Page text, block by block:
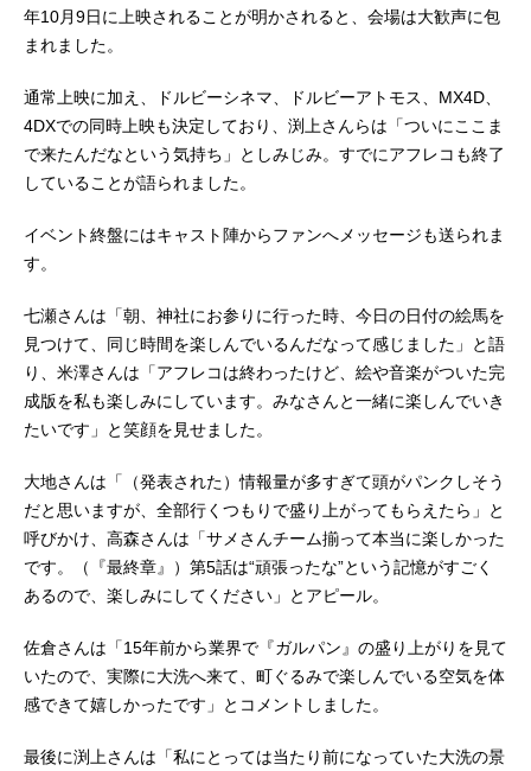
年10月9日に上映されることが明かされると、会場は大歓声に包
まれました。
通常上映に加え、ドルビーシネマ、ドルビーアトモス、MX4D、
4DXでの同時上映も決定しており、渕上さんらは「ついにここま
で来たんだなという気持ち」としみじみ。すでにアフレコも終了
していることが語られました。
イベント終盤にはキャスト陣からファンへメッセージも送られま
す。
七瀬さんは「朝、神社にお参りに行った時、今日の日付の絵馬を
見つけて、同じ時間を楽しんでいるんだなって感じました」と語
り、米澤さんは「アフレコは終わったけど、絵や音楽がついた完
成版を私も楽しみにしています。みなさんと一緒に楽しんでいき
たいです」と笑顔を見せました。
大地さんは「（発表された）情報量が多すぎて頭がパンクしそう
だと思いますが、全部行くつもりで盛り上がってもらえたら」と
呼びかけ、高森さんは「サメさんチーム揃って本当に楽しかった
です。（『最終章』）第5話は“頑張ったな”という記憶がすごく
あるので、楽しみにしてください」とアピール。
佐倉さんは「15年前から業界で『ガルパン』の盛り上がりを見て
いたので、実際に大洗へ来て、町ぐるみで楽しんでいる空気を体
感できて嬉しかったです」とコメントしました。
最後に渕上さんは「私にとっては当たり前になっていた大洗の景